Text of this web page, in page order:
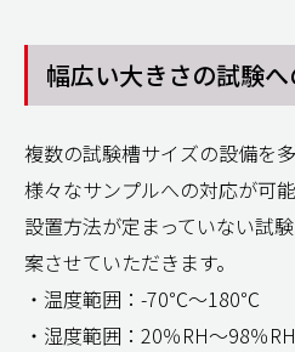
幅広い大きさの試験
複数の試験槽サイズの設備を
様々なサンプルへの対応が可
設置方法が定まっていない試
案させていただきます。
・温度範囲：-70℃～180℃
・湿度範囲：20％RH～98％RH